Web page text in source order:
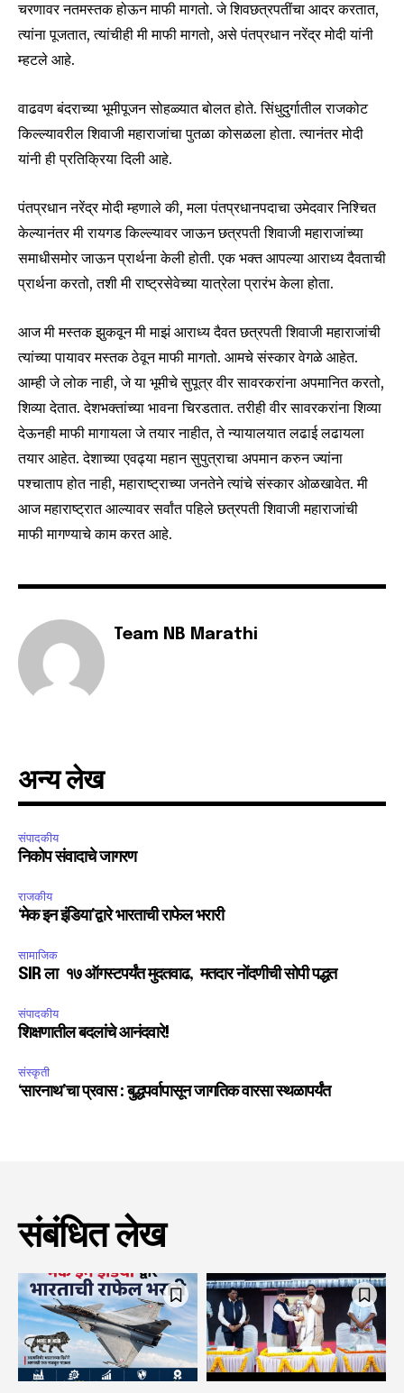
Join our community of
SUBSCRIBERS and be part of the
To subscribe, simply enter your email address on our website
or click the subscribe button below. Don't worry, we respect
your privacy and won't spam your inbox. Your information is
safe with us.
SUBSCRIBE
6,300 32,111
चरणावर नतमस्तक होऊन माफी मागतो. जे शिवछत्रपतींचा आदर करतात,
त्यांना पूजतात, त्यांचीही मी माफी मागतो, असे पंतप्रधान नरेंद्र मोदी यांनी
म्हटले आहे.
वाढवण बंदराच्या भूमीपूजन सोहळ्यात बोलत होते. सिंधुदुर्गातील राजकोट
किल्ल्यावरील शिवाजी महाराजांचा पुतळा कोसळला होता. त्यानंतर मोदी
यांनी ही प्रतिक्रिया दिली आहे.
पंतप्रधान नरेंद्र मोदी म्हणाले की, मला पंतप्रधानपदाचा उमेदवार निश्चित
केल्यानंतर मी रायगड किल्ल्यावर जाऊन छत्रपती शिवाजी महाराजांच्या
समाधीसमोर जाऊन प्रार्थना केली होती. एक भक्त आपल्या आराध्य दैवताची
प्रार्थना करतो, तशी मी राष्ट्रसेवेच्या यात्रेला प्रारंभ केला होता.
आज मी मस्तक झुकवून मी माझं आराध्य दैवत छत्रपती शिवाजी महाराजांची
त्यांच्या पायावर मस्तक ठेवून माफी मागतो. आमचे संस्कार वेगळे आहेत.
आम्ही जे लोक नाही, जे या भूमीचे सुपूत्र वीर सावरकरांना अपमानित करतो,
शिव्या देतात. देशभक्तांच्या भावना चिरडतात. तरीही वीर सावरकरांना शिव्या
देऊनही माफी मागायला जे तयार नाहीत, ते न्यायालयात लढाई लढायला
तयार आहेत. देशाच्या एवढ्या महान सुपुत्राचा अपमान करुन ज्यांना
पश्चाताप होत नाही, महाराष्ट्राच्या जनतेने त्यांचे संस्कार ओळखावेत. मी
आज महाराष्ट्रात आल्यावर सर्वांत पहिले छत्रपती शिवाजी महाराजांची
माफी मागण्याचे काम करत आहे.
Team NB Marathi
अन्य लेख
संपादकीय
निकोप संवादाचे जागरण
राजकीय
‘मेक इन इंडिया’द्वारे भारताची राफेल भरारी
सामाजिक
SIR ला १७ ऑगस्टपर्यंत मुदतवाढ, मतदार नोंदणीची सोपी पद्धत
संपादकीय
शिक्षणातील बदलांचे आनंदवारे!
संस्कृती
‘सारनाथ’चा प्रवास : बुद्धपर्वापासून जागतिक वारसा स्थळापर्यंत
संबंधित लेख